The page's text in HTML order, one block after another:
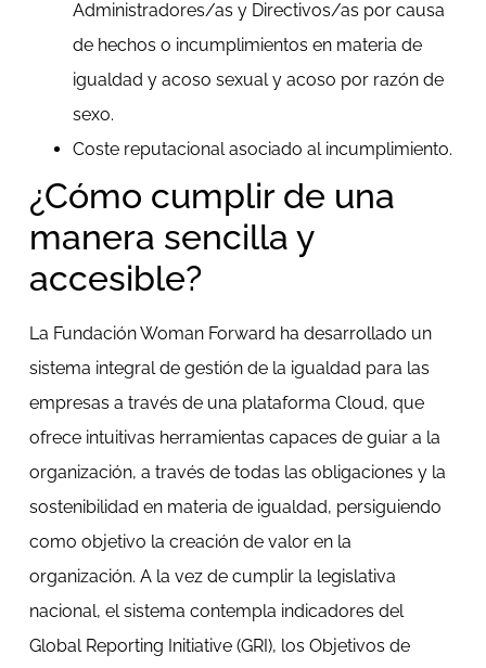
Administradores/as y Directivos/as por causa
de hechos o incumplimientos en materia de
igualdad y acoso sexual y acoso por razón de
sexo.
Coste reputacional asociado al incumplimiento.
¿Cómo cumplir de una
manera sencilla y
accesible?
La Fundación Woman Forward ha desarrollado un
sistema integral de gestión de la igualdad para las
empresas a través de una plataforma Cloud, que
ofrece intuitivas herramientas capaces de guiar a la
organización, a través de todas las obligaciones y la
sostenibilidad en materia de igualdad, persiguiendo
como objetivo la creación de valor en la
organización. A la vez de cumplir la legislativa
nacional, el sistema contempla indicadores del
Global Reporting Initiative (GRI), los Objetivos de